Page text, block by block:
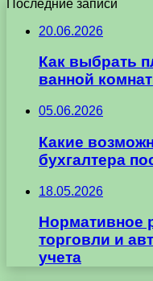
Последние записи
20.06.2026
Как выбрать
ванной
05.06.2026
Какие
бухгалтера
18.05.2026
Нормативное
торговли и
учета